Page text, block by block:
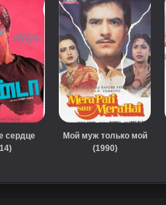
сердце
Мой муж только мой
(1990)